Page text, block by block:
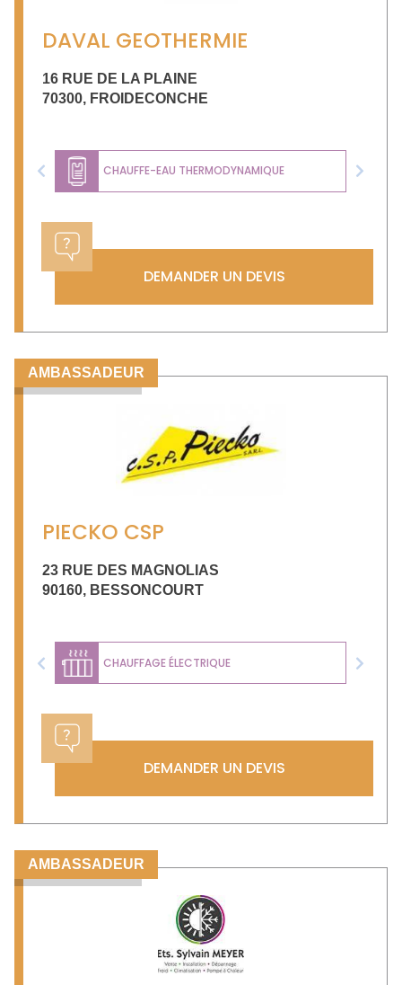
DAVAL GEOTHERMIE
16 RUE DE LA PLAINE
70300, FROIDECONCHE
CHAUFFE-EAU THERMODYNAMIQUE
Previous Next
DEMANDER UN DEVIS
AMBASSADEUR
PIECKO CSP
23 RUE DES MAGNOLIAS
90160, BESSONCOURT
CHAUFFAGE ÉLECTRIQUE
Previous Next
DEMANDER UN DEVIS
AMBASSADEUR